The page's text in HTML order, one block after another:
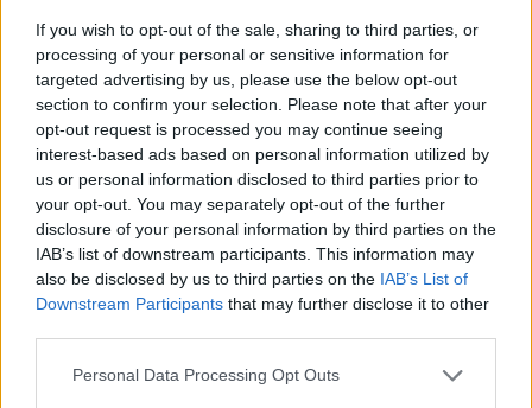
If you wish to opt-out of the sale, sharing to third parties, or
processing of your personal or sensitive information for
targeted advertising by us, please use the below opt-out
section to confirm your selection. Please note that after your
opt-out request is processed you may continue seeing
interest-based ads based on personal information utilized by
us or personal information disclosed to third parties prior to
your opt-out. You may separately opt-out of the further
disclosure of your personal information by third parties on the
IAB’s list of downstream participants. This information may
also be disclosed by us to third parties on the IAB’s List of
Downstream Participants that may further disclose it to other
Please note that this website/app uses one or more Google
Personal Data Processing Opt Outs